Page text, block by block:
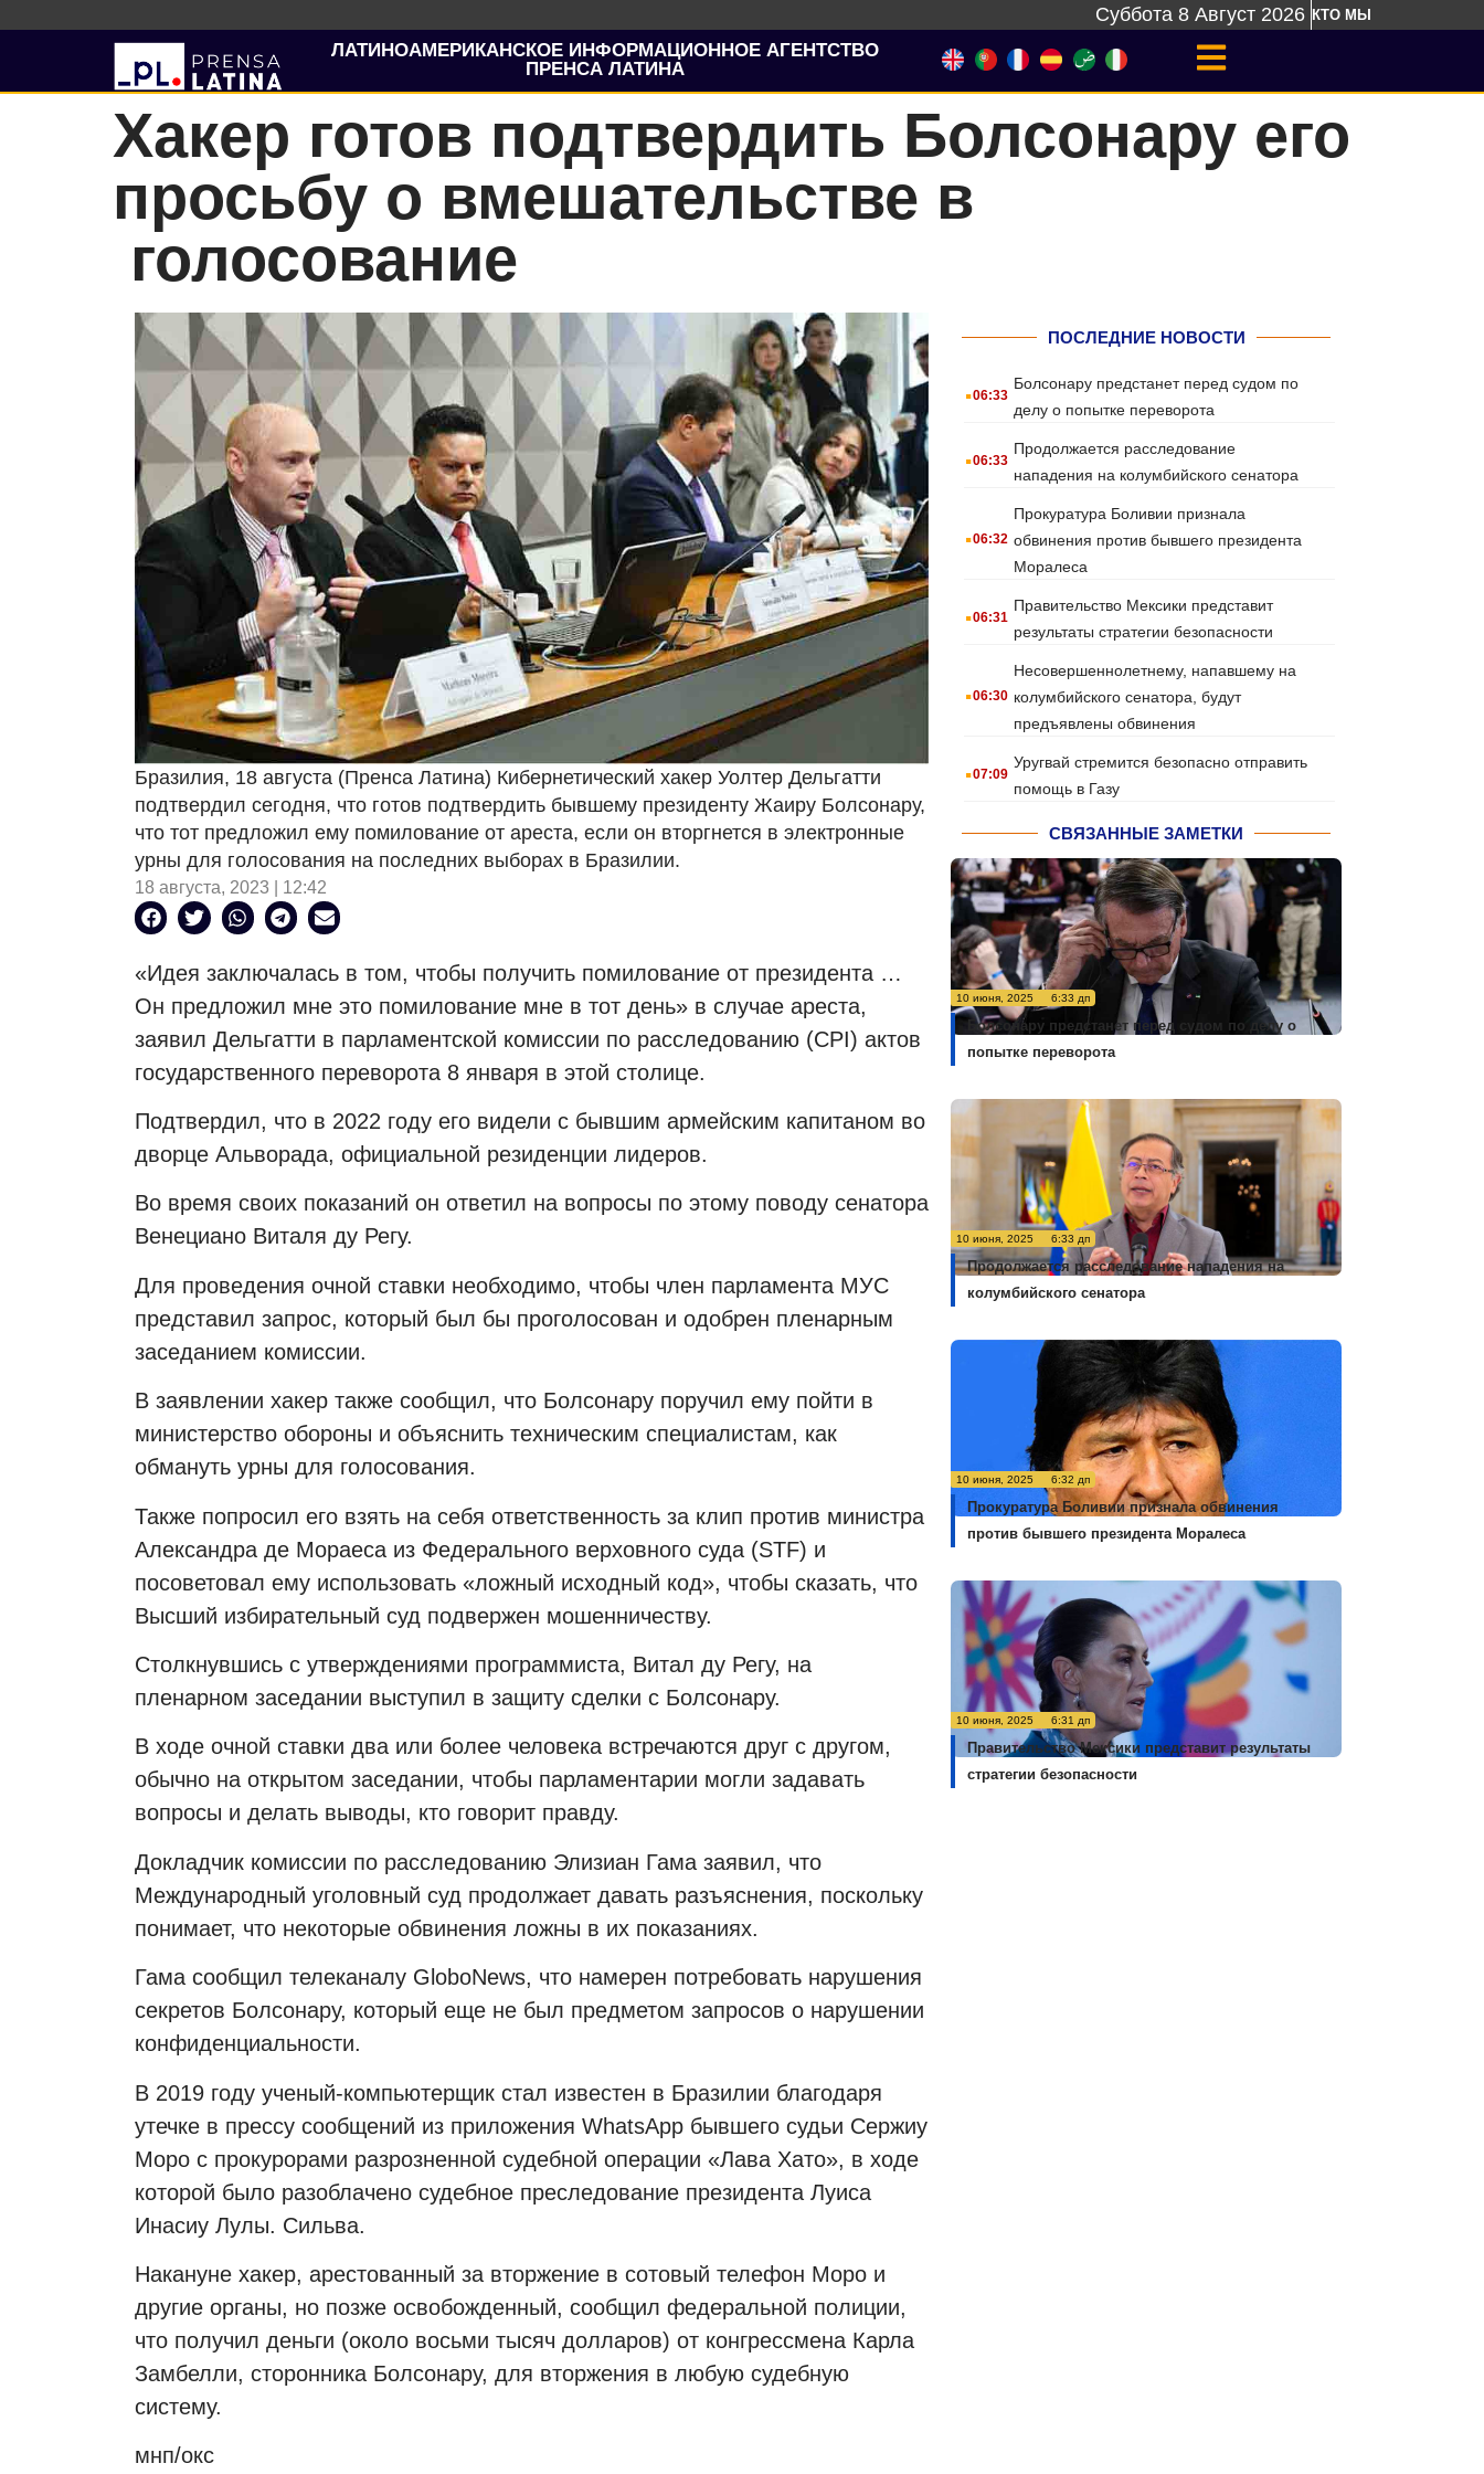
Суббота 8 Август 2026 КТО МЫ
ЛАТИНОАМЕРИКАНСКОЕ ИНФОРМАЦИОННОЕ АГЕНТСТВО
ПРЕНСА ЛАТИНА
Хакер готов подтвердить Болсонару его
просьбу о вмешательстве в
голосование
Бразилия, 18 августа (Пренса Латина) Кибернетический хакер Уолтер Дельгатти
подтвердил сегодня, что готов подтвердить бывшему президенту Жаиру Болсонару,
что тот предложил ему помилование от ареста, если он вторгнется в электронные
урны для голосования на последних выборах в Бразилии.
18 августа, 2023 | 12:42
«Идея заключалась в том, чтобы получить помилование от президента …
Он предложил мне это помилование мне в тот день» в случае ареста,
заявил Дельгатти в парламентской комиссии по расследованию (CPI) актов
государственного переворота 8 января в этой столице.
Подтвердил, что в 2022 году его видели с бывшим армейским капитаном во
дворце Альворада, официальной резиденции лидеров.
Во время своих показаний он ответил на вопросы по этому поводу сенатора
Венециано Виталя ду Регу.
Для проведения очной ставки необходимо, чтобы член парламента МУС
представил запрос, который был бы проголосован и одобрен пленарным
заседанием комиссии.
В заявлении хакер также сообщил, что Болсонару поручил ему пойти в
министерство обороны и объяснить техническим специалистам, как
обмануть урны для голосования.
Также попросил его взять на себя ответственность за клип против министра
Александра де Мораеса из Федерального верховного суда (STF) и
посоветовал ему использовать «ложный исходный код», чтобы сказать, что
Высший избирательный суд подвержен мошенничеству.
Столкнувшись с утверждениями программиста, Витал ду Регу, на
пленарном заседании выступил в защиту сделки с Болсонару.
В ходе очной ставки два или более человека встречаются друг с другом,
обычно на открытом заседании, чтобы парламентарии могли задавать
вопросы и делать выводы, кто говорит правду.
Докладчик комиссии по расследованию Элизиан Гама заявил, что
Международный уголовный суд продолжает давать разъяснения, поскольку
понимает, что некоторые обвинения ложны в их показаниях.
Гама сообщил телеканалу GloboNews, что намерен потребовать нарушения
секретов Болсонару, который еще не был предметом запросов о нарушении
конфиденциальности.
В 2019 году ученый-компьютерщик стал известен в Бразилии благодаря
утечке в прессу сообщений из приложения WhatsApp бывшего судьи Сержиу
Моро с прокурорами разрозненной судебной операции «Лава Хато», в ходе
которой было разоблачено судебное преследование президента Луиса
Инасиу Лулы. Сильва.
Накануне хакер, арестованный за вторжение в сотовый телефон Моро и
другие органы, но позже освобожденный, сообщил федеральной полиции,
что получил деньги (около восьми тысяч долларов) от конгрессмена Карла
Замбелли, сторонника Болсонару, для вторжения в любую судебную
систему.
мнп/окс
ПОСЛЕДНИЕ НОВОСТИ
.06:33
Болсонару предстанет перед судом по
делу о попытке переворота
.06:33
Продолжается расследование
нападения на колумбийского сенатора
.06:32
Прокуратура Боливии признала
обвинения против бывшего президента
Моралеса
.06:31
Правительство Мексики представит
результаты стратегии безопасности
.06:30
Несовершеннолетнему, напавшему на
колумбийского сенатора, будут
предъявлены обвинения
.07:09
Уругвай стремится безопасно отправить
помощь в Газу
СВЯЗАННЫЕ ЗАМЕТКИ
10 июня, 2025 6:33 дп
Болсонару предстанет перед судом по делу о
попытке переворота
10 июня, 2025 6:33 дп
Продолжается расследование нападения на
колумбийского сенатора
10 июня, 2025 6:32 дп
Прокуратура Боливии признала обвинения
против бывшего президента Моралеса
10 июня, 2025 6:31 дп
Правительство Мексики представит результаты
стратегии безопасности